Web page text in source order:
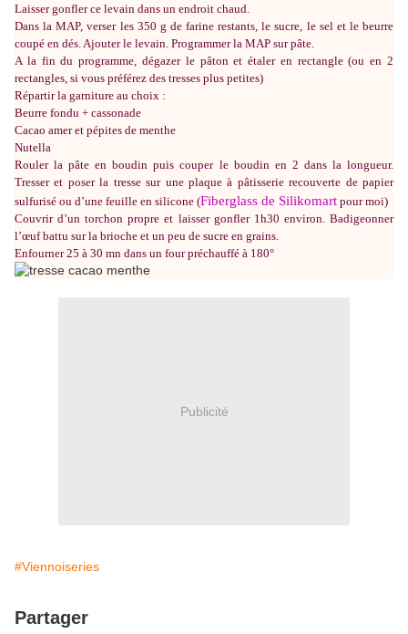
Laisser gonfler ce levain dans un endroit chaud.
Dans la MAP, verser les 350 g de farine restants, le sucre, le sel et le beurre
coupé en dés. Ajouter le levain. Programmer la MAP sur pâte.
A la fin du programme, dégazer le pâton et étaler en rectangle (ou en 2
rectangles, si vous préférez des tresses plus petites)
Répartir la garniture au choix :
Beurre fondu + cassonade
Cacao amer et pépites de menthe
Nutella
Rouler la pâte en boudin puis couper le boudin en 2 dans la longueur.
Tresser et poser la tresse sur une plaque à pâtisserie recouverte de papier
sulfurisé ou d’une feuille en silicone (Fiberglass de Silikomart pour moi)
Couvrir d’un torchon propre et laisser gonfler 1h30 environ. Badigeonner
l’œuf battu sur la brioche et un peu de sucre en grains.
Enfourner 25 à 30 mn dans un four préchauffé à 180°
Publicité
#Viennoiseries
Partager